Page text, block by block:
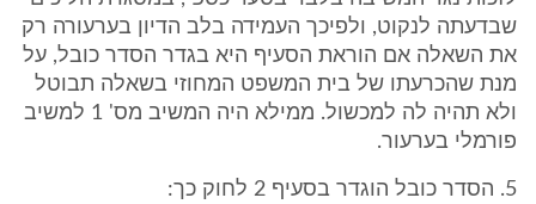
שבדעתה לנקוט, ולפיכך העמידה בלב הדיון בערעורה רק
את השאלה אם הוראת הסעיף היא בגדר הסדר כובל, על
מנת שהכרעתו של בית המשפט המחוזי בשאלה תבוטל
ולא תהיה לה למכשול. ממילא היה המשיב מס' 1 למשיב
פורמלי בערעור.
5. הסדר כובל הוגדר בסעיף 2 לחוק כך: